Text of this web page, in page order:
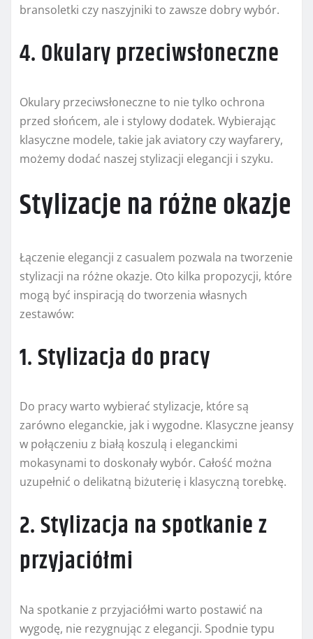
bransoletki czy naszyjniki to zawsze dobry wybór.
4. Okulary przeciwsłoneczne
Okulary przeciwsłoneczne to nie tylko ochrona
przed słońcem, ale i stylowy dodatek. Wybierając
klasyczne modele, takie jak aviatory czy wayfarery,
możemy dodać naszej stylizacji elegancji i szyku.
Stylizacje na różne okazje
Łączenie elegancji z casualem pozwala na tworzenie
stylizacji na różne okazje. Oto kilka propozycji, które
mogą być inspiracją do tworzenia własnych
zestawów:
1. Stylizacja do pracy
Do pracy warto wybierać stylizacje, które są
zarówno eleganckie, jak i wygodne. Klasyczne jeansy
w połączeniu z białą koszulą i eleganckimi
mokasynami to doskonały wybór. Całość można
uzupełnić o delikatną biżuterię i klasyczną torebkę.
2. Stylizacja na spotkanie z
przyjaciółmi
Na spotkanie z przyjaciółmi warto postawić na
wygodę, nie rezygnując z elegancji. Spodnie typu